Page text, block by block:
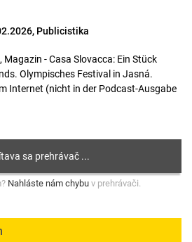
Publicistika
- Casa Slovacca: Ein Stück
Olympisches Festival in Jasná.
Internet (nicht in der Podcast-Ausgabe
Nahláste nám chybu v prehrávači.